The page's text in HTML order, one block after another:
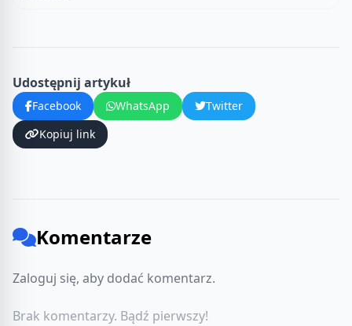
Udostępnij artykuł
Facebook WhatsApp
Twitter
Kopiuj link
Komentarze
Zaloguj się, aby dodać komentarz.
Brak komentarzy. Bądź pierwszy!